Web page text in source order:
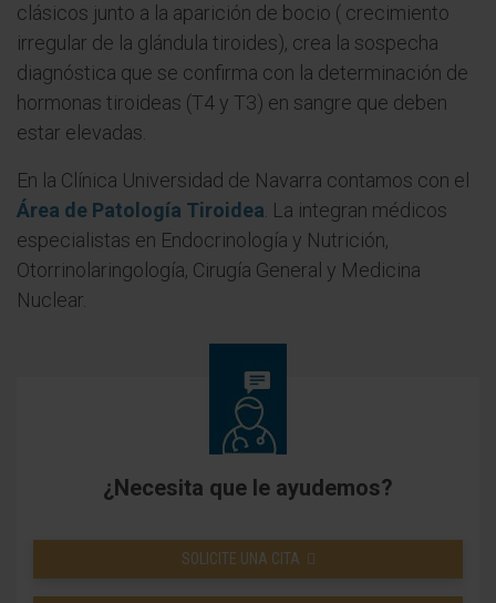
clásicos junto a la aparición de bocio ( crecimiento
irregular de la glándula tiroides), crea la sospecha
diagnóstica que se confirma con la determinación de
hormonas tiroideas (T4 y T3) en sangre que deben
estar elevadas.
En la Clínica Universidad de Navarra contamos con el
Área de Patología Tiroidea . La integran médicos
especialistas en Endocrinología y Nutrición,
Otorrinolaringología, Cirugía General y Medicina
Nuclear.
¿Necesita que le ayudemos?
SOLICITE UNA CITA